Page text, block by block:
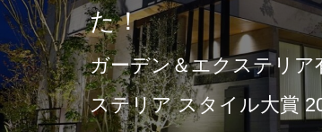
た！
ガーデン＆エクステリア
ステリア スタイル大賞